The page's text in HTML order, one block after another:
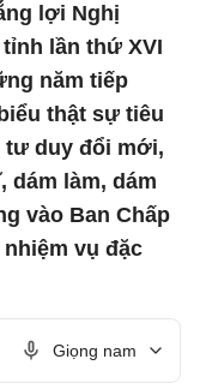
lợi Nghị
lần thứ XVI
năm tiếp
thật sự tiêu
tư duy đổi mới,
dám làm, dám
vào Ban Chấp
vụ đặc
Giọng nam